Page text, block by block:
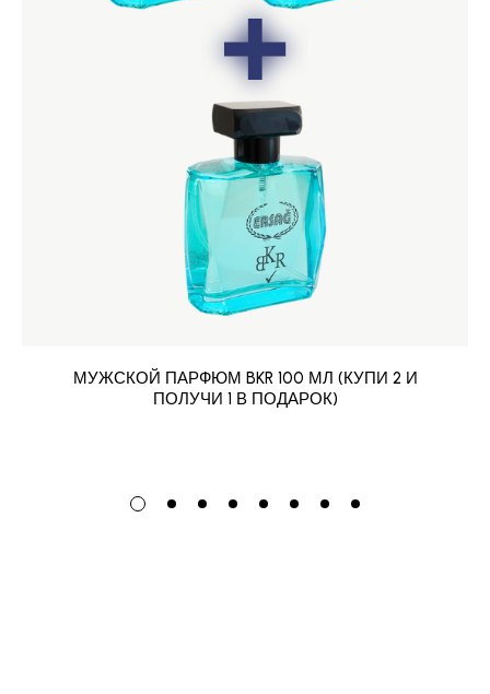
МУЖСКОЙ ПАРФЮМ BKR 100 МЛ (КУПИ 2 И
ПОЛУЧИ 1 В ПОДАРОК)